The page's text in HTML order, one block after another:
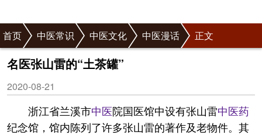
首页 中医常识 中医文化 中医漫话 正文
名医张山雷的“土茶罐”
2020-08-21
浙江省兰溪市中医院国医馆中设有张山雷中医药
纪念馆，馆内陈列了许多张山雷的著作及老物件。其